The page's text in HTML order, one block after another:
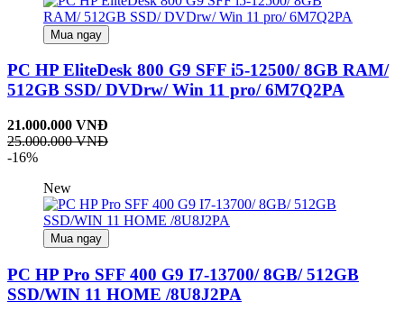
Mua ngay
PC HP EliteDesk 800 G9 SFF i5-12500/ 8GB RAM/
512GB SSD/ DVDrw/ Win 11 pro/ 6M7Q2PA
21.000.000 VNĐ
25.000.000 VNĐ
-16%
New
Mua ngay
PC HP Pro SFF 400 G9 I7-13700/ 8GB/ 512GB
SSD/WIN 11 HOME /8U8J2PA